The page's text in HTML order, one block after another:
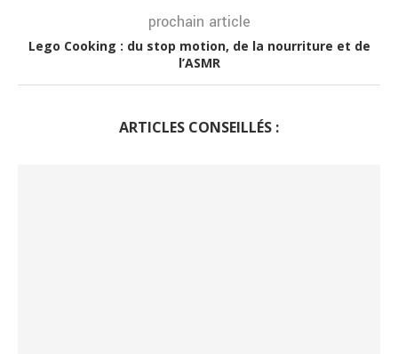
prochain article
Lego Cooking : du stop motion, de la nourriture et de
l’ASMR
ARTICLES CONSEILLÉS :